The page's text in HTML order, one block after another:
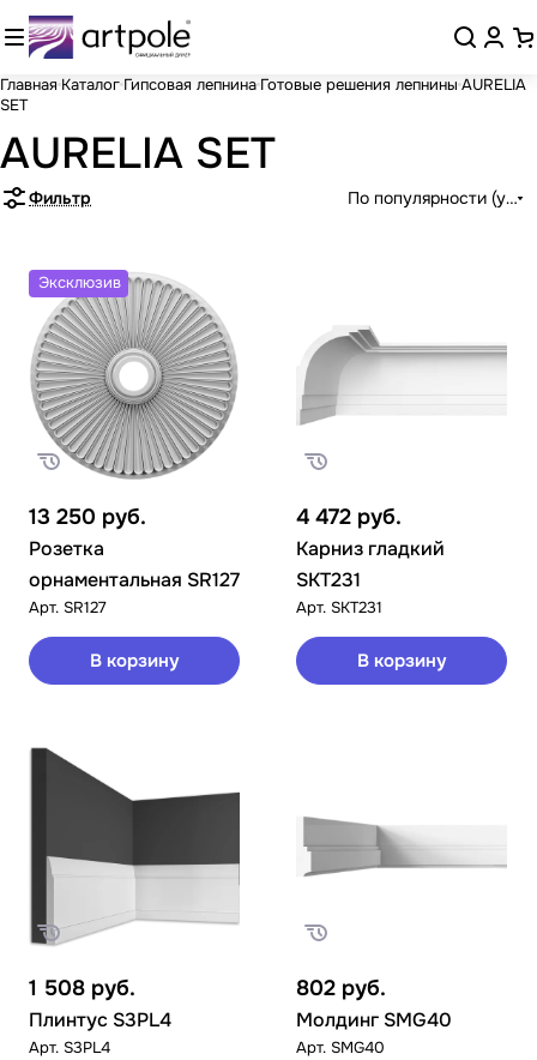
Главная Каталог Гипсовая лепнина Готовые решения лепнины AURELIA
SET
AURELIA SET
Фильтр По популярности
Эксклюзив
13 250 руб.
Розетка
орнаментальная SR127
Арт. SR127
В корзину
4 472 руб.
Карниз гладкий
SKT231
Арт. SKT231
В корзину
1 508 руб.
Плинтус S3PL4
Арт. S3PL4
802 руб.
Молдинг SMG40
Арт. SMG40